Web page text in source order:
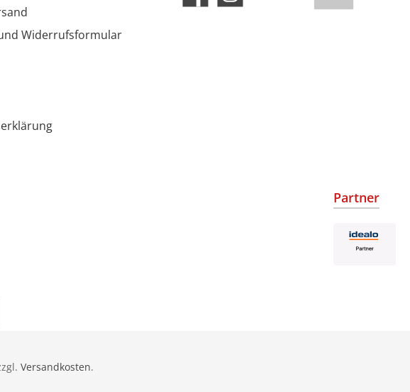
Widerrufsformular
Partner
Versandkosten.